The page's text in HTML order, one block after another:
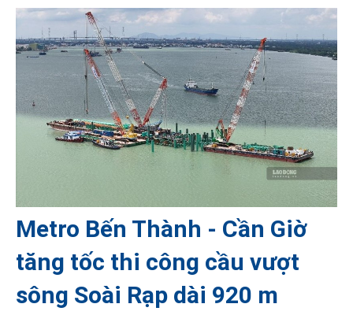
Metro Bến Thành - Cần Giờ
tăng tốc thi công cầu vượt
sông Soài Rạp dài 920 m